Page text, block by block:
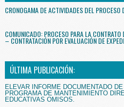
CRONOGAMA DE ACTIVIDADES DEL
COMUNICADO: PROCESO PARA LA
– CONTRATACIÓN POR EVALUACIÓN DE
ÚLTIMA PUBLICACIÓN:
ELEVAR INFORME DOCUMENTADO
PROGRAMA DE MANTENIMIENTO
EDUCATIVAS OMISOS.